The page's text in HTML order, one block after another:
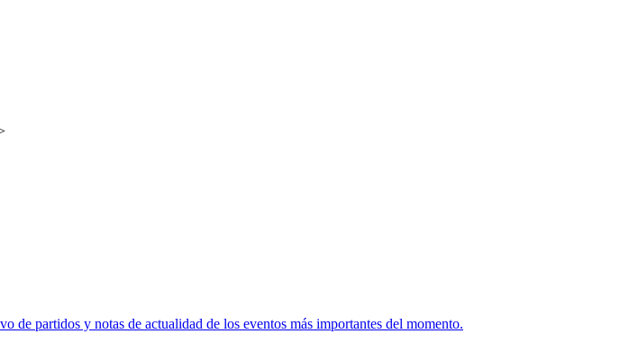
de partidos y notas de actualidad de los eventos más importantes del momento.